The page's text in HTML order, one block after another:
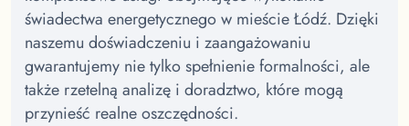
świadectwa energetycznego w mieście Łódź. Dzięki
naszemu doświadczeniu i zaangażowaniu
gwarantujemy nie tylko spełnienie formalności, ale
także rzetelną analizę i doradztwo, które mogą
przynieść realne oszczędności.